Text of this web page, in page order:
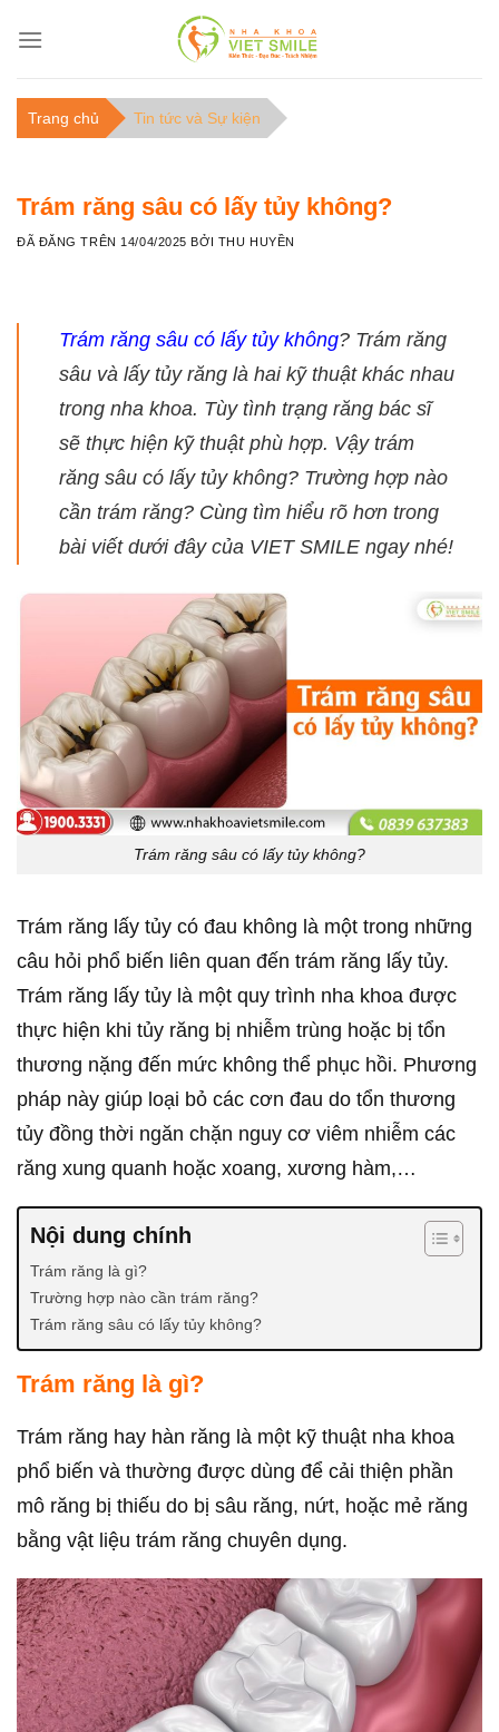
Trang chủ Tin tức và Sự kiện
Trám răng sâu có lấy tủy không?
ĐÃ ĐĂNG TRÊN 14/04/2025 BỞI THU HUYỀN
Trám răng sâu có lấy tủy không? Trám răng
sâu và lấy tủy răng là hai kỹ thuật khác nhau
trong nha khoa. Tùy tình trạng răng bác sĩ
sẽ thực hiện kỹ thuật phù hợp. Vậy trám
răng sâu có lấy tủy không? Trường hợp nào
cần trám răng? Cùng tìm hiểu rõ hơn trong
bài viết dưới đây của VIET SMILE ngay nhé!
Trám răng sâu có lấy tủy không?
Trám răng lấy tủy có đau không là một trong những
câu hỏi phổ biến liên quan đến trám răng lấy tủy.
Trám răng lấy tủy là một quy trình nha khoa được
thực hiện khi tủy răng bị nhiễm trùng hoặc bị tổn
thương nặng đến mức không thể phục hồi. Phương
pháp này giúp loại bỏ các cơn đau do tổn thương
tủy đồng thời ngăn chặn nguy cơ viêm nhiễm các
răng xung quanh hoặc xoang, xương hàm,…
Nội dung chính
Trám răng là gì?
Trường hợp nào cần trám răng?
Trám răng sâu có lấy tủy không?
Trám răng là gì?
Trám răng hay hàn răng là một kỹ thuật nha khoa
phổ biến và thường được dùng để cải thiện phần
mô răng bị thiếu do bị sâu răng, nứt, hoặc mẻ răng
bằng vật liệu trám răng chuyên dụng.